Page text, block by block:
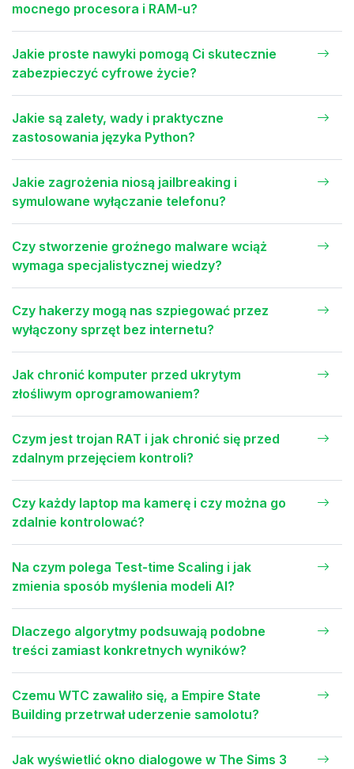
mocnego procesora i RAM-u?
Jakie proste nawyki pomogą Ci skutecznie
zabezpieczyć cyfrowe życie?
Jakie są zalety, wady i praktyczne
zastosowania języka Python?
Jakie zagrożenia niosą jailbreaking i
symulowane wyłączanie telefonu?
Czy stworzenie groźnego malware wciąż
wymaga specjalistycznej wiedzy?
Czy hakerzy mogą nas szpiegować przez
wyłączony sprzęt bez internetu?
Jak chronić komputer przed ukrytym
złośliwym oprogramowaniem?
Czym jest trojan RAT i jak chronić się przed
zdalnym przejęciem kontroli?
Czy każdy laptop ma kamerę i czy można go
zdalnie kontrolować?
Na czym polega Test-time Scaling i jak
zmienia sposób myślenia modeli AI?
Dlaczego algorytmy podsuwają podobne
treści zamiast konkretnych wyników?
Czemu WTC zawaliło się, a Empire State
Building przetrwał uderzenie samolotu?
Jak wyświetlić okno dialogowe w The Sims 3